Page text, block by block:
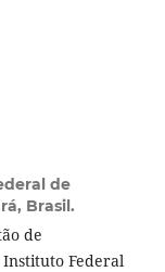
de
Brasil.
de
Federal